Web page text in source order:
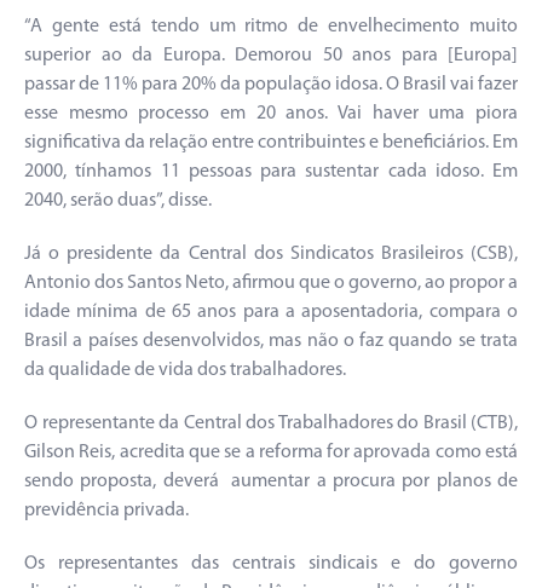
“A gente está tendo um ritmo de envelhecimento muito
superior ao da Europa. Demorou 50 anos para [Europa]
passar de 11% para 20% da população idosa. O Brasil vai fazer
esse mesmo processo em 20 anos. Vai haver uma piora
significativa da relação entre contribuintes e beneficiários. Em
2000, tínhamos 11 pessoas para sustentar cada idoso. Em
2040, serão duas”, disse.
Já o presidente da Central dos Sindicatos Brasileiros (CSB),
Antonio dos Santos Neto, afirmou que o governo, ao propor a
idade mínima de 65 anos para a aposentadoria, compara o
Brasil a países desenvolvidos, mas não o faz quando se trata
da qualidade de vida dos trabalhadores.
O representante da Central dos Trabalhadores do Brasil (CTB),
Gilson Reis, acredita que se a reforma for aprovada como está
sendo proposta, deverá aumentar a procura por planos de
previdência privada.
Os representantes das centrais sindicais e do governo